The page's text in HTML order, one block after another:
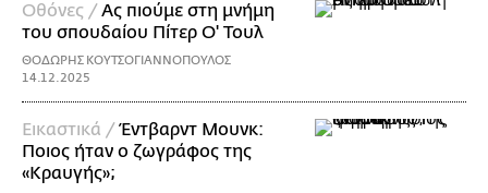
Οθόνες /Ας πιούμε στη μνήμη
του σπουδαίου Πίτερ Ο' Τουλ
ΘΟΔΩΡΗΣ ΚΟΥΤΣΟΓΙΑΝΝΟΠΟΥΛΟΣ
14.12.2025
Εικαστικά /Έντβαρντ Μουνκ:
Ποιος ήταν ο ζωγράφος της
«Κραυγής»;